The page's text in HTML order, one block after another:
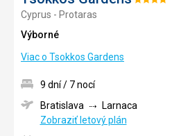
Cyprus - Protaras
Výborné
Viac o Tsokkos Gardens
9 dní / 7 nocí
Bratislava
Larnaca
Zobraziť letový plán